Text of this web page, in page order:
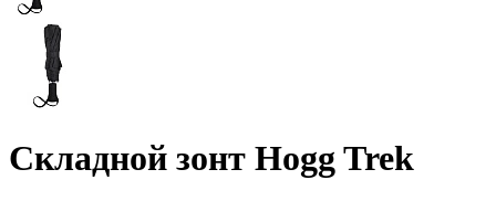
Складной зонт Hogg Trek